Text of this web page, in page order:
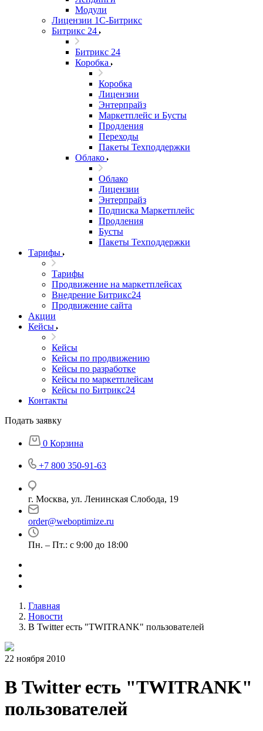
Модули
Лицензии 1С-Битрикс
Битрикс 24
Битрикс 24
Коробка
Коробка
Лицензии
Энтерпрайз
Маркетплейс и Бусты
Продления
Переходы
Пакеты Техподдержки
Облако
Облако
Лицензии
Энтерпрайз
Подписка Маркетплейс
Продления
Бусты
Пакеты Техподдержки
Тарифы
Тарифы
Продвижение на маркетплейсах
Внедрение Битрикс24
Продвижение сайта
Акции
Кейсы
Кейсы
Кейсы по продвижению
Кейсы по разработке
Кейсы по маркетплейсам
Кейсы по Битрикс24
Контакты
Подать заявку
0 Корзина
+7 800 350-91-63
г. Москва, ул. Ленинская Слобода, 19
order@weboptimize.ru
Пн. – Пт.: с 9:00 до 18:00
Главная
Новости
В Twitter есть "TWITRANK" пользователей
22 ноября 2010
В Twitter есть "TWITRANK"
пользователей